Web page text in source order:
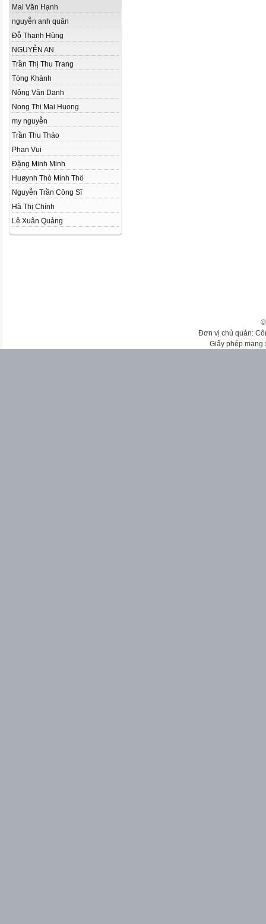
Mai Văn Hạnh
nguyễn anh quân
Đỗ Thanh Hùng
NGUYỄN AN
Trần Thị Thu Trang
Tòng Khánh
Nông Văn Danh
Nong Thi Mai Huong
my nguyễn
Trần Thu Thảo
Phan Vui
Đặng Minh Minh
Huøynh Thò Minh Thö
Nguyễn Trần Công Sĩ
Hà Thị Chính
Lê Xuân Quảng
Đơn vị chủ quản:
Giấy phép mạng